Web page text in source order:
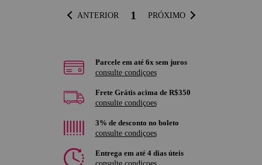
ANTERIOR 1 PRÓXIMO
Parcele em até 6x sem juros
consulte condiçoes
Frete Grátis acima de R$350
consulte condiçoes
3% de desconto no boleto
consulte condiçoes
Entrega em até 4 dias úteis